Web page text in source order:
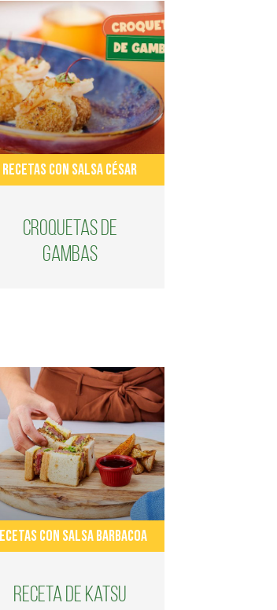
RECETAS CON SALSA CÉSAR
Croquetas de
Gambas
CON SALSA BARBACOA
Receta de Katsu